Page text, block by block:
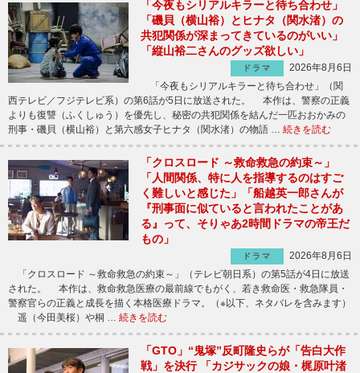
「今夜もシリアルキラーと待ち合わせ」
「磯貝（横山裕）とヒナタ（関水渚）の
共犯関係が深まってきているのがいい」
「縦山裕二さんのグッズ欲しい」
ドラマ
2026年8月6日
「今夜もシリアルキラーと待ち合わせ」（関
西テレビ／フジテレビ系）の第6話が5日に放送された。 本作は、警察の正義
よりも復讐（ふくしゅう）を優先し、秘密の共犯関係を結んだ一匹おおかみの
刑事・磯貝（横山裕）と第六感女子ヒナタ（関水渚）の物語 … 続きを読む
「クロスロード ～救命救急の約束～」
「人間関係、特に人を指導するのはすご
く難しいと感じた」「船越英一郎さんが
『刑事面に似ていると言われたことがあ
る』って、そりゃあ2時間ドラマの帝王だ
もの」
ドラマ
2026年8月6日
「クロスロード ～救命救急の約束～」（テレビ朝日系）の第5話が4日に放送
された。 本作は、救命救急医療の最前線でもがく、若き救命医・救急隊員・
警察官らの正義と成長を描く本格医療ドラマ。（※以下、ネタバレを含みます）
遥（今田美桜）や桐 … 続きを読む
「GTO」“鬼塚”反町隆史らが「告白大作
戦」を決行 「カジサックの娘・梶原叶渚